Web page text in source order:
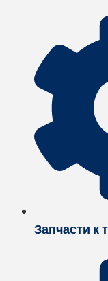
Запчасти к